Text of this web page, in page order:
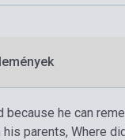
he can
parents, Where